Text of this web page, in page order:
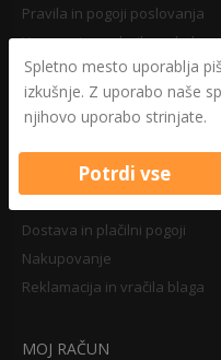
Pravila in pogoji poslovanja
Varovanje osebnih podatkov
Druga določila
Pravilnik o zasebnosti
Pravno obvestilo
Dostava in plačilni pogoji
Nakupovanje
Reklamacija in vračila blaga
MOJ RAČUN
Spletno mesto uporablja
izkušnje. Z uporabo naše
njihovo uporabo strinjate.
Potrdi vse